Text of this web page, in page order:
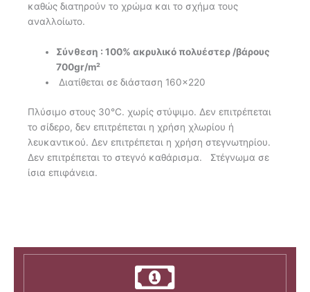
καθώς διατηρούν το χρώμα και το σχήμα τους
αναλλοίωτο.
Σύνθεση : 100% ακρυλικό πολυέστερ /βάρους
700gr/m²
Διατίθεται σε διάσταση 160×220
Πλύσιμο στους 30°C. χωρίς στύψιμο. Δεν επιτρέπεται
το σίδερο, δεν επιτρέπεται η χρήση χλωρίου ή
λευκαντικού. Δεν επιτρέπεται η χρήση στεγνωτηρίου.
Δεν επιτρέπεται το στεγνό καθάρισμα. Στέγνωμα σε
ίσια επιφάνεια.